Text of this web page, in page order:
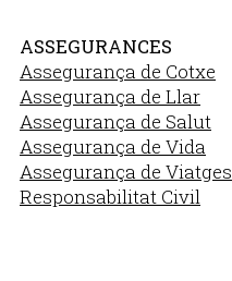
ASSEGURANCES
Assegurança de Cotxe
Assegurança de Llar
Assegurança de Salut
Assegurança de Vida
Assegurança de Viatges
Responsabilitat Civil